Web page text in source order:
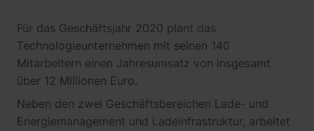
Für das Geschäftsjahr 2020 plant das
Technologieunternehmen mit seinen 140
Mitarbeitern einen Jahresumsatz von insgesamt
über 12 Millionen Euro.
Neben den zwei Geschäftsbereichen Lade- und
Energiemanagement und Ladeinfrastruktur, arbeitet